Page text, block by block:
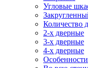
Угловые
Количество
2-х дверные
3-х дверные
4-х дверные
Особенности